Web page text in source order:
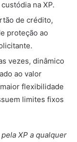
na XP.
de crédito,
proteção ao
vezes, dinâmico
ao valor
flexibilidade
limites fixos
XP a qualquer